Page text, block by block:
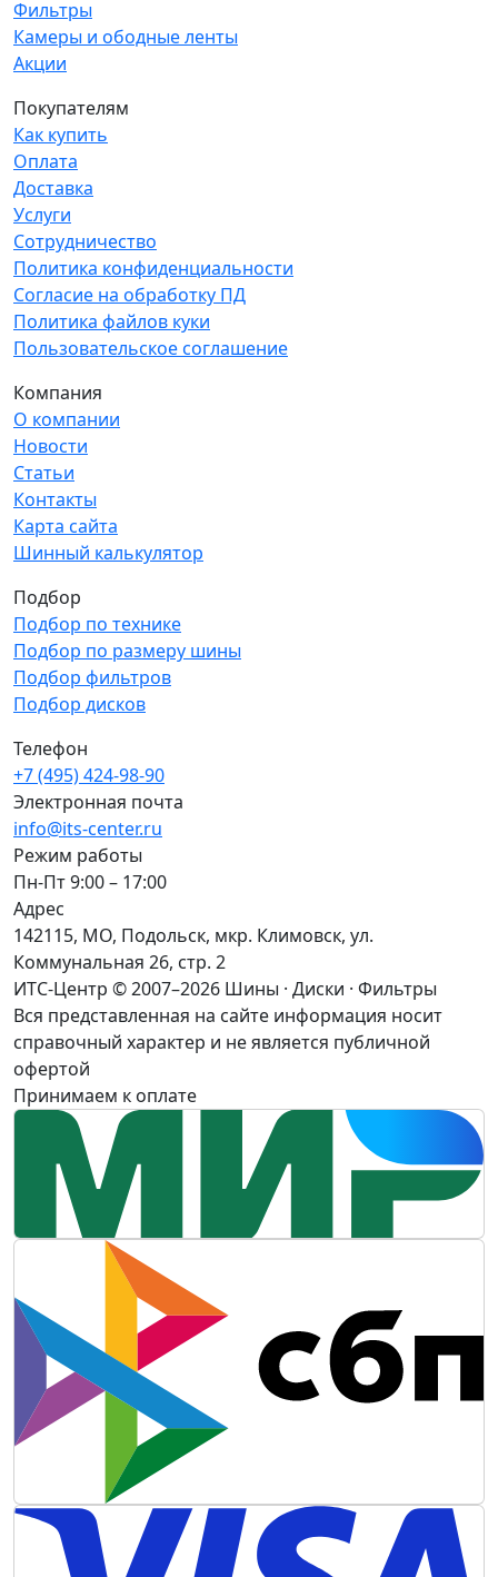
Фильтры
Камеры и ободные ленты
Акции
Покупателям
Как купить
Оплата
Доставка
Услуги
Сотрудничество
Политика конфиденциальности
Согласие на обработку ПД
Политика файлов куки
Пользовательское соглашение
Компания
О компании
Новости
Статьи
Контакты
Карта сайта
Шинный калькулятор
Подбор
Подбор по технике
Подбор по размеру шины
Подбор фильтров
Подбор дисков
Телефон
+7 (495) 424-98-90
Электронная почта
info@its-center.ru
Режим работы
Пн-Пт 9:00 – 17:00
Адрес
142115, МО, Подольск, мкр. Климовск, ул.
Коммунальная 26, стр. 2
ИТС-Центр © 2007–2026 Шины · Диски · Фильтры
Вся представленная на сайте информация носит
справочный характер и не является публичной
офертой
Принимаем к оплате